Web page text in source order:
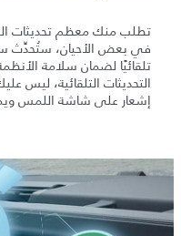
تطلب منك معظم تحديثات
في بعض الأحيان، ستُحدِّث
تلقائيًا لضمان سلامة
التحديثات التلقائية، ليس
إشعار على شاشة اللمس